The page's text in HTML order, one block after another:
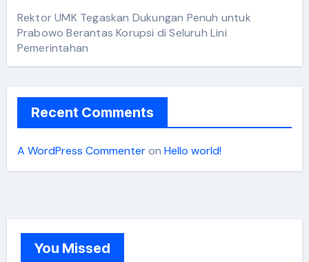
Rektor UMK Tegaskan Dukungan Penuh untuk
Prabowo Berantas Korupsi di Seluruh Lini
Pemerintahan
Recent Comments
A WordPress Commenteron Hello world!
You Missed